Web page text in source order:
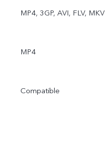
en 4K, autoenfoque de
angular ultragrande
MP4, 3GP, AVI, FLV, MKV
MP4
Compatible